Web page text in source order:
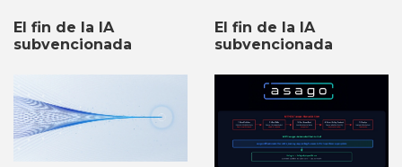
El fin de la IA
subvencionada
El fin de la IA
subvencionada